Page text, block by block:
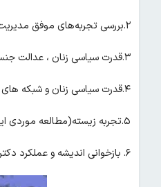
۲.بررسی تجربه‌های موفق مدیریت سیاسی زنان
۳.قدرت سیاسی زنان ، عدالت جنسیتی و توسعه ‌پایدار
۴.قدرت سیاسی زنان و شبکه های ارتباطی
۵.تجربه زیسته(مطالعه موردی ایران)
۶. بازخوانی اندیشه و عملکرد دکتر زهرا شجاعی در حوزه هویت و مشارکت سیاسی زنان